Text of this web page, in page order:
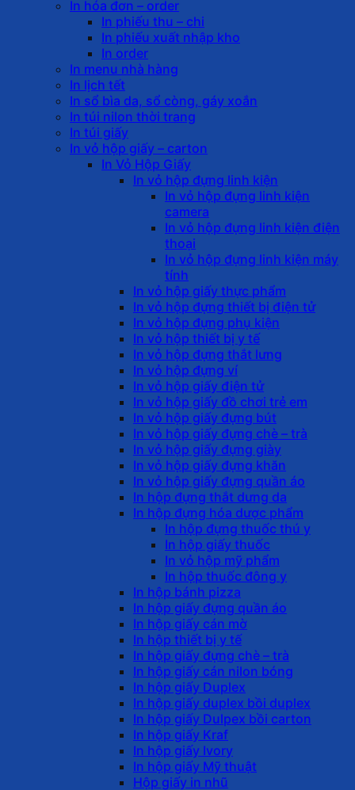
In hóa đơn – order
In phiếu thu – chi
In phiếu xuất nhập kho
In order
In menu nhà hàng
In lịch tết
In sổ bìa da, sổ còng, gáy xoắn
In túi nilon thời trang
In túi giấy
In vỏ hộp giấy – carton
In Vỏ Hộp Giấy
In vỏ hộp đựng linh kiện
In vỏ hộp đựng linh kiện
camera
In vỏ hộp đựng linh kiện điện
thoại
In vỏ hộp đựng linh kiện máy
tính
In vỏ hộp giấy thực phẩm
In vỏ hộp đựng thiết bị điện tử
In vỏ hộp đựng phụ kiện
In vỏ hộp thiết bị y tế
In vỏ hộp đựng thắt lưng
In vỏ hộp đựng ví
In vỏ hộp giấy điện tử
In vỏ hộp giấy đồ chơi trẻ em
In vỏ hộp giấy đựng bút
In vỏ hộp giấy đựng chè – trà
In vỏ hộp giấy đựng giày
In vỏ hộp giấy đựng khăn
In vỏ hộp giấy đựng quần áo
In hộp đựng thắt dưng da
In hộp đựng hóa dược phẩm
In hộp đựng thuốc thú y
In hộp giấy thuốc
In vỏ hộp mỹ phẩm
In hộp thuốc đông y
In hộp bánh pizza
In hộp giấy đựng quần áo
In hộp giấy cán mờ
In hộp thiết bị y tế
In hộp giấy đựng chè – trà
In hộp giấy cán nilon bóng
In hộp giấy Duplex
In hộp giấy duplex bồi duplex
In hộp giấy Dulpex bồi carton
In hộp giấy Kraf
In hộp giấy Ivory
In hộp giấy Mỹ thuật
Hộp giấy in nhũ